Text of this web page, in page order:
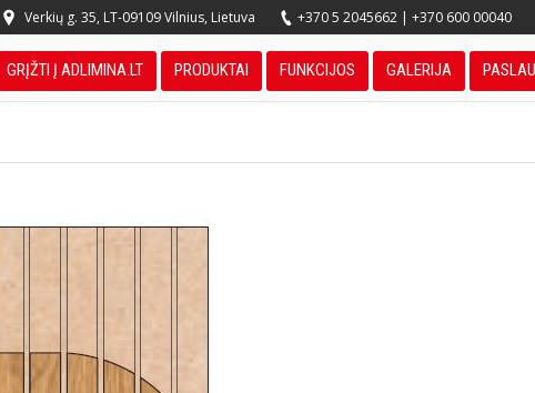
Verkių g. 35, LT-09109 Vilnius, Lietuva +370 5 2045662 | +370 600 00040
GRĮŽTI Į ADLIMINA.LT PRODUKTAI FUNKCIJOS GALERIJA